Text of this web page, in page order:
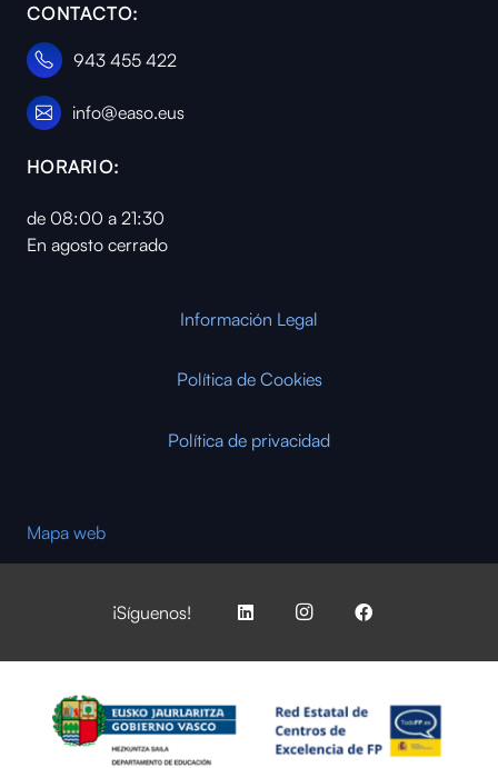
CONTACTO:
943 455 422
info@easo.eus
HORARIO:
de 08:00 a 21:30
En agosto cerrado
Información Legal
Política de Cookies
Política de privacidad
Mapa web
¡Síguenos!